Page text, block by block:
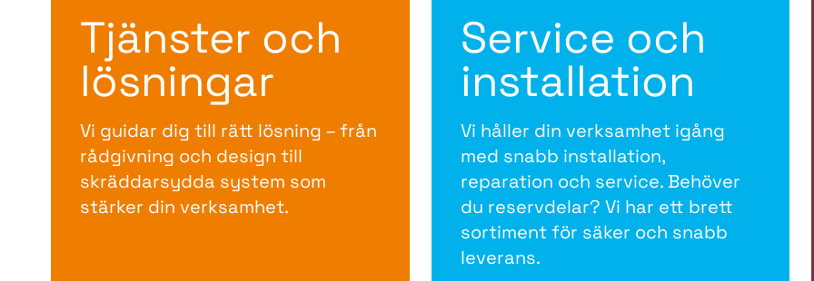
Tjänster och
lösningar
Vi guidar dig till rätt lösning – från
rådgivning och design till
skräddarsydda system som
stärker din verksamhet.
Service och
installation
Vi håller din verksamhet igång
med snabb installation,
reparation och service. Behöver
du reservdelar? Vi har ett brett
sortiment för säker och snabb
leverans.